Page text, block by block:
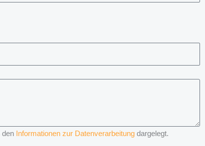
den Informationen zur Datenverarbeitung dargelegt.